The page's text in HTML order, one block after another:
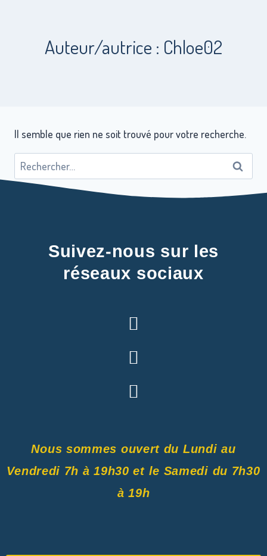
Auteur/autrice : Chloe02
Il semble que rien ne soit trouvé pour votre recherche.
Suivez-nous sur les
réseaux sociaux
Nous sommes ouvert du Lundi au
Vendredi 7h à 19h30 et le Samedi du 7h30
à 19h